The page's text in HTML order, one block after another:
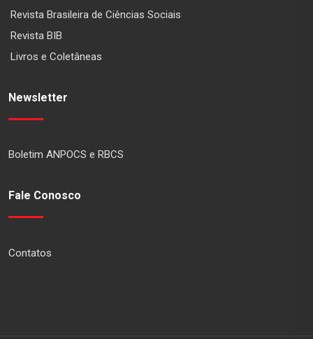
Revista Brasileira de Ciências Sociais
Revista BIB
Livros e Coletâneas
Newsletter
Boletim ANPOCS e RBCS
Fale Conosco
Contatos